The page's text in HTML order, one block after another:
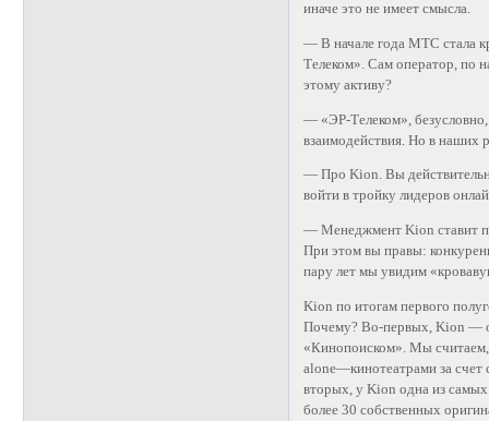
иначе это не имеет смысла.
— В начале года МТС стала
Телеком». Сам оператор, по
этому активу?
— «ЭР-Телеком»,
взаимодействия. Но в наших
— Про Kion. Вы
войти в тройку лидеров
— Менеджмент Kion ставит
При этом вы правы:
пару лет мы увидим
Kion по итогам первого
Почему? Во-первых, Kion —
«Кинопоиском». Мы считаем,
alone—кинотеатрами за счет
вторых, у Kion одна из
более 30 собственных